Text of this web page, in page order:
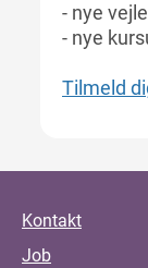
- nye
- nye
Tilmeld
Kontakt
Job